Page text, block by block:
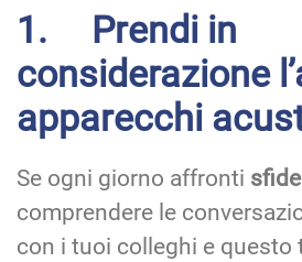
1. Prendi in
considerazione
apparecchi
Se ogni giorno affronti
comprendere le
con i tuoi colleghi e questo